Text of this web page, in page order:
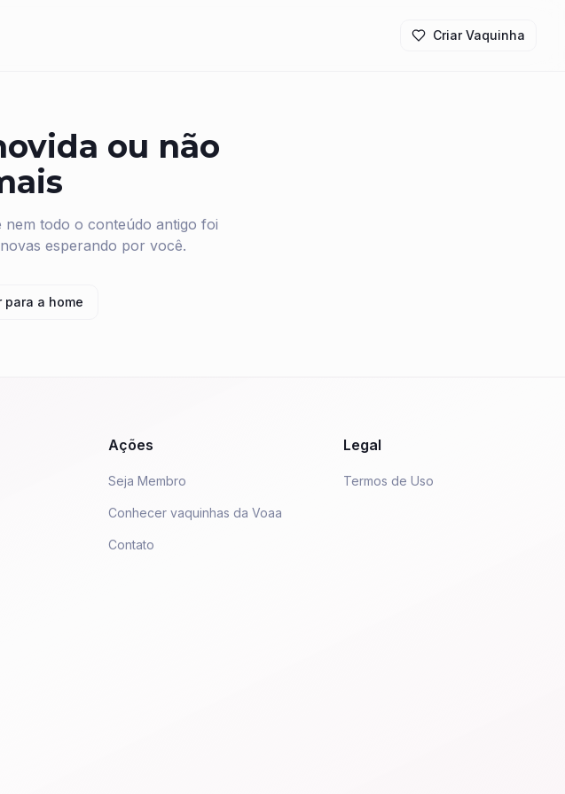
Criar Vaquinha
ou não
todo o conteúdo antigo foi
esperando por você.
para a home
Ações
Seja Membro
Conhecer vaquinhas da Voaa
Contato
Legal
Termos de Uso